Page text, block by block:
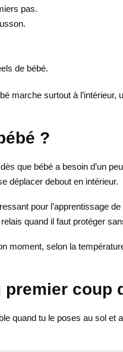
pas.
de bébé.
marche surtout à
?
que bébé a besoin d’un
déplacer debout en intérieur.
pour l’apprentissage
quand il faut protéger
moment, selon la
premier coup
quand tu le poses au sol et